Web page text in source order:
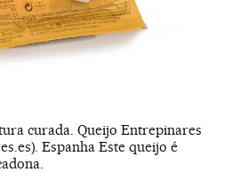
curada. Queijo Entrepinares
Espanha Este queijo é